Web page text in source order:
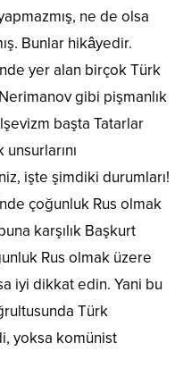
ne de olsa
Bunlar hikâyedir.
yer alan birçok Türk
gibi pişmanlık
başta Tatarlar
işte şimdiki durumları!
çoğunluk Rus olmak
karşılık Başkurt
Rus olmak üzere
iyi dikkat edin. Yani bu
Türk
yoksa komünist